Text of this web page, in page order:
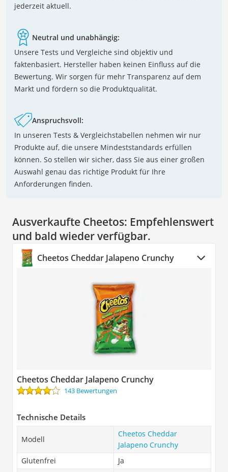
jederzeit aktuell.
Neutral und unabhängig:
Unsere Tests und Vergleiche sind objektiv und
faktenbasiert. Hersteller haben keinen Einfluss auf die
Bewertung. Wir sorgen für mehr Transparenz auf dem
Markt und fördern so die Produktqualität.
Anspruchsvoll:
In unseren Tests & Vergleichstabellen nehmen wir nur
Produkte auf, die unsere Mindeststandards erfüllen
können. So stellen wir sicher, dass Sie aus einer großen
Auswahl genau das richtige Produkt für Ihre
Anforderungen finden.
Ausverkaufte Cheetos: Empfehlenswert
und bald wieder verfügbar.
Cheetos Cheddar Jalapeno Crunchy
Cheetos Cheddar Jalapeno Crunchy
143 Bewertungen
Technische Details
Modell
Cheetos Cheddar
Jalapeno Crunchy
Glutenfrei
Ja